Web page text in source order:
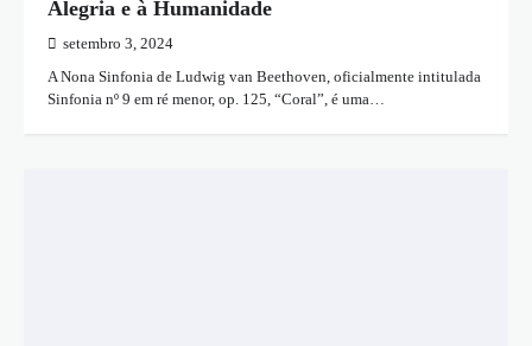
Alegria e à Humanidade
setembro 3, 2024
A Nona Sinfonia de Ludwig van Beethoven, oficialmente intitulada
Sinfonia nº 9 em ré menor, op. 125, “Coral”, é uma…